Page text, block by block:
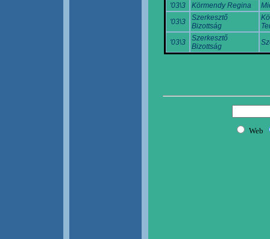
'03\3
Körmendy Regina
'03\3
Szerkesztő
Bizottság
'03\3
Szerkesztő
Bizottság